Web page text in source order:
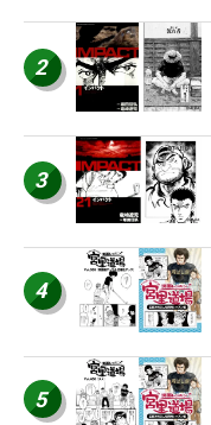
2
3
4
5